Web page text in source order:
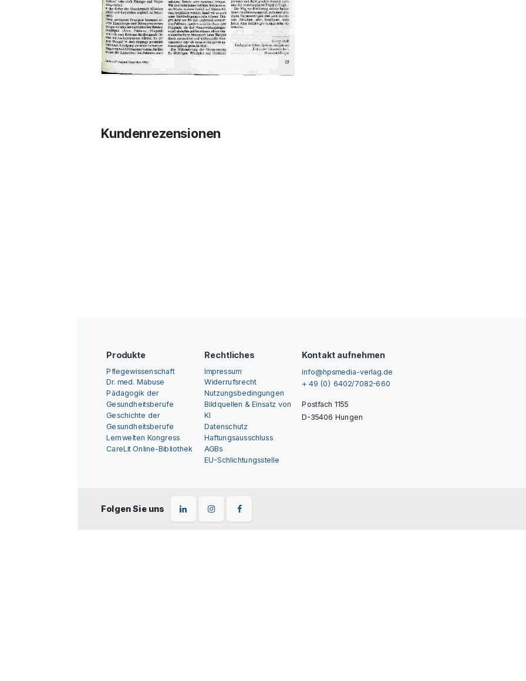
Kundenrezensionen
Produkte
Pflegewissenschaft
Dr. med. Mabuse
Pädagogik der
Gesundheitsberufe
Geschichte der
Gesundheitsberufe
Lernwelten Kongress
CareLit Online-Bibliothek
Rechtliches
Impressum
Widerrufsrecht
Nutzungsbedingungen
Bildquellen & Einsatz von
KI
Datenschutz
Haftungsausschluss
AGBs
EU-Schlichtungsstelle
Kontakt aufnehmen
info@hpsmedia-verlag.de
+ 49 (0) 6402/7082-660
Postfach 1155
D-35406 Hungen
Folgen Sie uns